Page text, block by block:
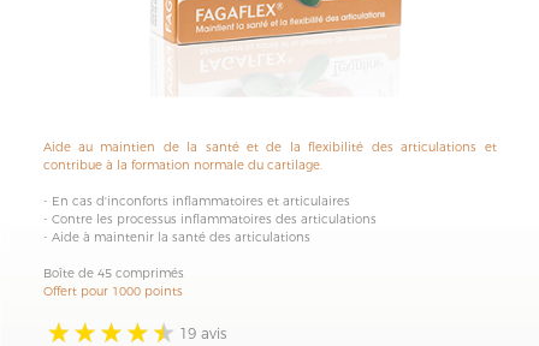
Aide au maintien de la santé et de laflexibilité des articulations et
contribue à la formation normale du cartilage.
- En cas d'inconforts inflammatoires et articulaires
- Contre les processus inflammatoires des articulations
- Aide à maintenir la santé des articulations
Boîte de 45 comprimés
Offert pour 1000 points
19 avis